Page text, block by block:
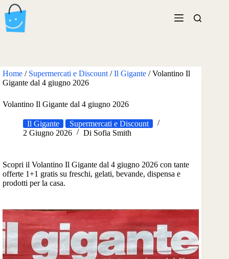
Salta
al
contenuto
Home / Supermercati e Discount /Il Gigante /Volantino Il
Gigante dal 4 giugno 2026
Volantino Il Gigante dal 4 giugno 2026
Il Gigante
Supermercati e Discount
2 Giugno 2026
Di Sofia Smith
Scopri il Volantino Il Gigante dal 4 giugno 2026 con tante
offerte 1+1 gratis su freschi, gelati, bevande, dispensa e
prodotti per la casa.